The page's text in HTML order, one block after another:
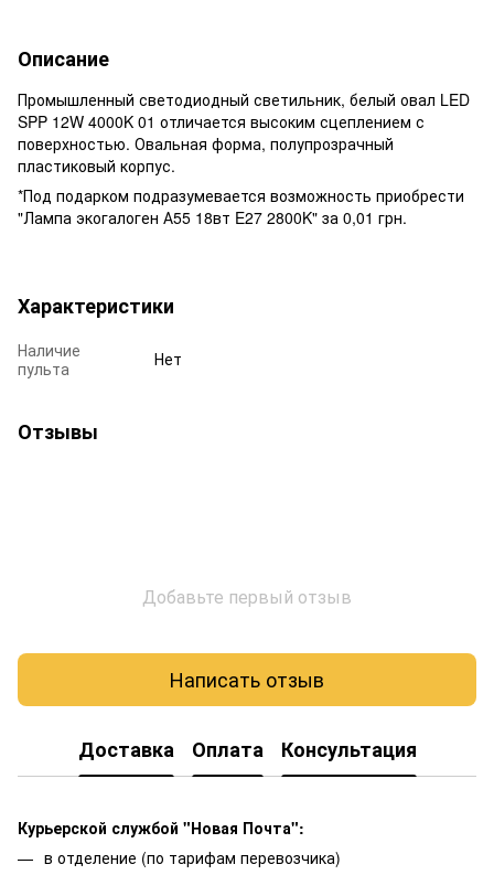
Описание
Промышленный светодиодный светильник, белый овал LED
SPP 12W 4000K 01 отличается высоким сцеплением с
поверхностью. Овальная форма, полупрозрачный
пластиковый корпус.
*Под подарком подразумевается возможность приобрести
"Лампа экогалоген А55 18вт E27 2800K" за 0,01 грн.
Характеристики
Наличие
пульта
Нет
Отзывы
Добавьте первый отзыв
Написать отзыв
Доставка Оплата Консультация
Курьерской службой "Новая Почта":
в отделение (по тарифам перевозчика)